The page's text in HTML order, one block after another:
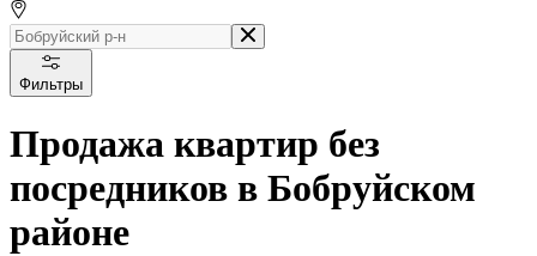
Фильтры
Продажа квартир без
посредников в Бобруйском
районе